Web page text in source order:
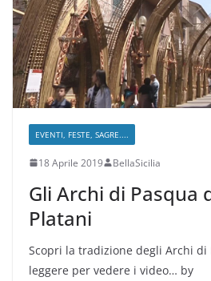
EVENTI, FESTE, SAGRE....
18 Aprile 2019 BellaSicilia
Gli Archi di Pasqua
Platani
Scopri la tradizione degli Archi di
leggere per vedere i video… by